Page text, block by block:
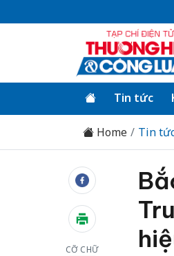
Tin tức
Home Tin
CỠ CHỮ